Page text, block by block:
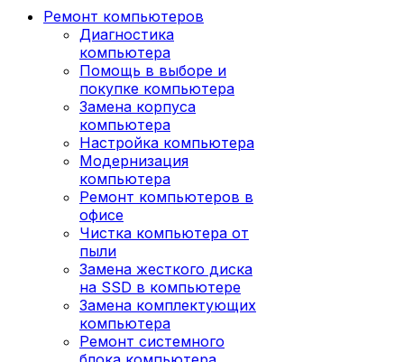
Ремонт компьютеров
Диагностика
компьютера
Помощь в выборе и
покупке компьютера
Замена корпуса
компьютера
Настройка компьютера
Модернизация
компьютера
Ремонт компьютеров в
офисе
Чистка компьютера от
пыли
Замена жесткого диска
на SSD в компьютере
Замена комплектующих
компьютера
Ремонт системного